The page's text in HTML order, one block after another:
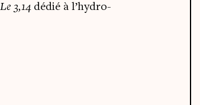
Le 3,14dédié à l’hy­dro­